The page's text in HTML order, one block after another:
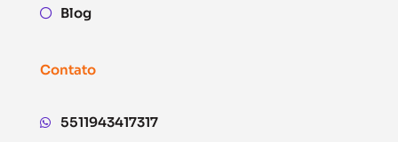
Blog
Contato
5511943417317